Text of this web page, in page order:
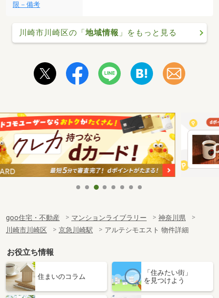
限－備考
川崎市川崎区の「地域情報 」をもっと見る
goo住宅・不動産 マンションライブラリー
神奈川県
川崎市川崎区
京急川崎駅 アルテシモエスト 物件詳細
お役立ち情報
住まいのコラム
「住みたい街」
を見つけよう